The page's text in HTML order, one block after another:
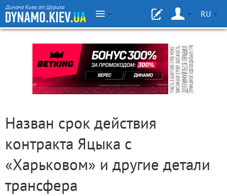
Динамо Киев от Шурика
RU
Назван срок действия
контракта Яцыка с
«Харьковом» и другие детали
трансфера